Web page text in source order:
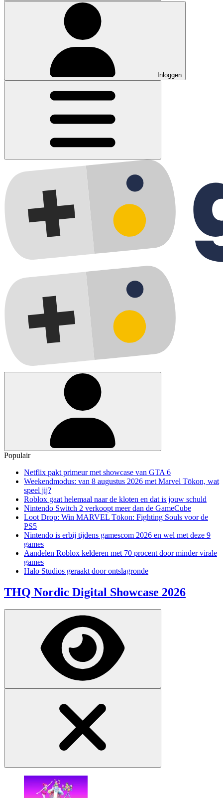
Inloggen
Populair
Netflix pakt primeur met showcase van GTA 6
Weekendmodus: van 8 augustus 2026 met Marvel Tōkon, wat
speel jij?
Roblox gaat helemaal naar de kloten en dat is jouw schuld
Nintendo Switch 2 verkoopt meer dan de GameCube
Loot Drop: Win MARVEL Tōkon: Fighting Souls voor de
PS5
Nintendo is erbij tijdens gamescom 2026 en wel met deze 9
games
Aandelen Roblox kelderen met 70 procent door minder virale
games
Halo Studios geraakt door ontslagronde
THQ Nordic Digital Showcase 2026